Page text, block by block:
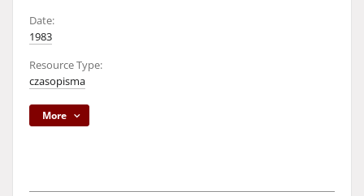
Date:
1983
Resource Type:
czasopisma
More